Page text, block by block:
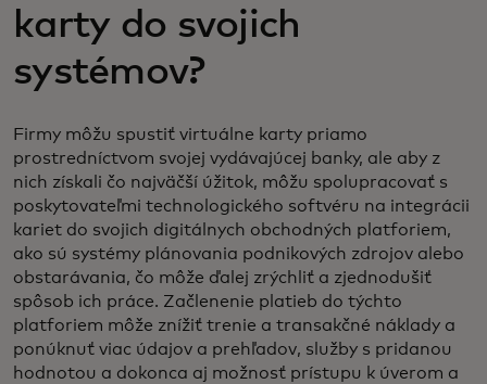
karty do svojich
systémov?
Firmy môžu spustiť virtuálne karty priamo
prostredníctvom svojej vydávajúcej banky, ale aby z
nich získali čo najväčší úžitok, môžu spolupracovať s
poskytovateľmi technologického softvéru na integrácii
kariet do svojich digitálnych obchodných platforiem,
ako sú systémy plánovania podnikových zdrojov alebo
obstarávania, čo môže ďalej zrýchliť a zjednodušiť
spôsob ich práce. Začlenenie platieb do týchto
platforiem môže znížiť trenie a transakčné náklady a
ponúknuť viac údajov a prehľadov, služby s pridanou
hodnotou a dokonca aj možnosť prístupu k úverom a